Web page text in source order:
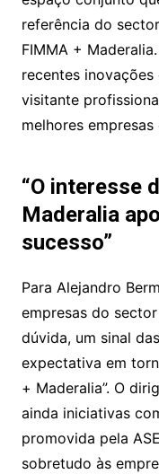
referência do
FIMMA +
recentes
visitante
melhores
“O interesse
Maderalia
sucesso”
Para Alejandro
empresas do
dúvida, um sinal
expectativa em
+ Maderalia”. O
ainda iniciativas
promovida pela
sobretudo às